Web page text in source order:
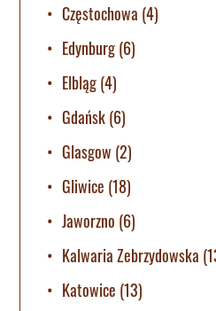
Częstochowa (4)
Edynburg(6)
Elbląg(4)
Gdańsk(6)
Glasgow (2)
Gliwice (18)
Jaworzno (6)
Kalwaria Zebrzydowska
Katowice (13)